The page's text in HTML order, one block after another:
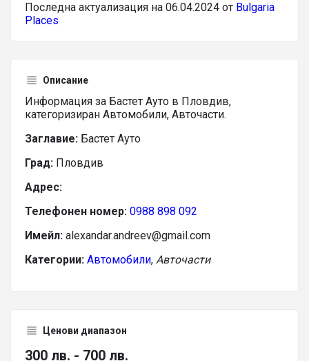
Последна актуализация на 06.04.2024 от Bulgaria
Places
Описание
Информация за Бастет Ауто в Пловдив,
категоризиран Автомобили, Авточасти.
Заглавие: Бастет Ауто
Град: Пловдив
Адрес:
Телефонен номер: 0988 898 092
Имейл: alexandar.andreev@gmail.com
Категории: Автомобили, Авточасти
Ценови диапазон
300 лв. - 700 лв.